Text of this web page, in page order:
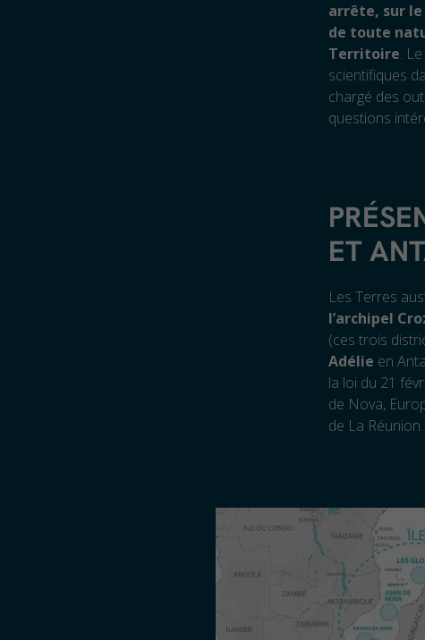
arrête, sur
de toute
Territoire.
scientifiques
chargé des
questions
ET
Les Terres
l’archipel
(ces trois
Adélie en
la loi du 21
de Nova,
de La Réunion.